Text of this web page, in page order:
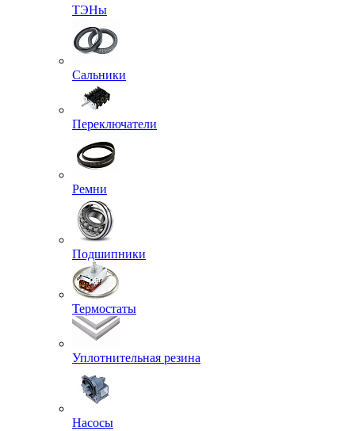
ТЭНы
Сальники
Переключатели
Ремни
Подшипники
Термостаты
Уплотнительная резина
Насосы